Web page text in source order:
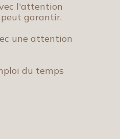
l'attention
garantir.
une attention
du temps